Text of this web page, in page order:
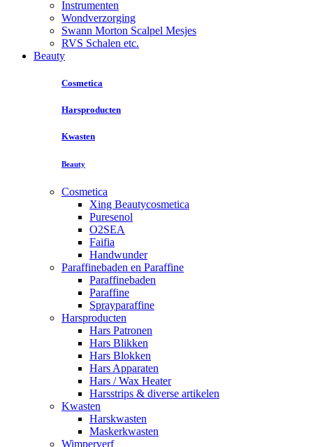
Instrumenten
Wondverzorging
Swann Morton Scalpel Mesjes
RVS Schalen etc.
Beauty
Cosmetica
Harsproducten
Kwasten
Beauty
Cosmetica
Xing Beautycosmetica
Puresenol
O2SEA
Faifia
Handwunder
Paraffinebaden en Paraffine
Paraffinebaden
Paraffine
Sprayparaffine
Harsproducten
Hars Patronen
Hars Blikken
Hars Blokken
Hars Apparaten
Hars / Wax Heater
Harsstrips & diverse artikelen
Kwasten
Harskwasten
Maskerkwasten
Wimperverf